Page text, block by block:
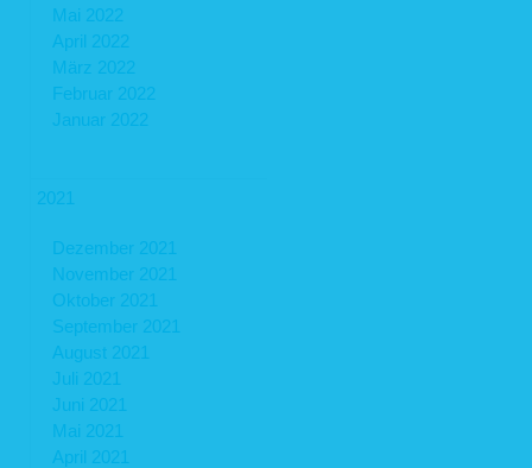
Mai 2022
April 2022
März 2022
Februar 2022
Januar 2022
2021
Dezember 2021
November 2021
Oktober 2021
September 2021
August 2021
Juli 2021
Juni 2021
Mai 2021
April 2021